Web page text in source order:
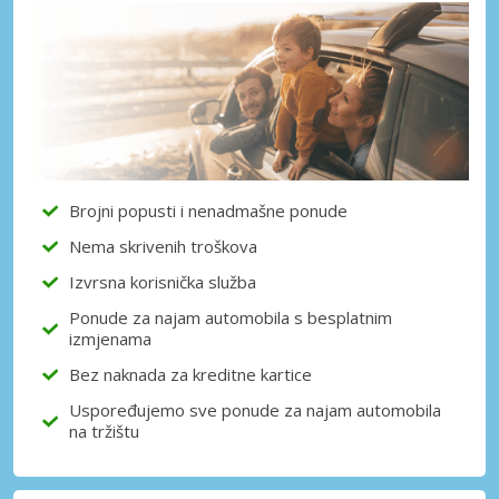
Brojni popusti i nenadmašne ponude
Nema skrivenih troškova
Izvrsna korisnička služba
Ponude za najam automobila s besplatnim
izmjenama
Bez naknada za kreditne kartice
Uspoređujemo sve ponude za najam automobila
na tržištu